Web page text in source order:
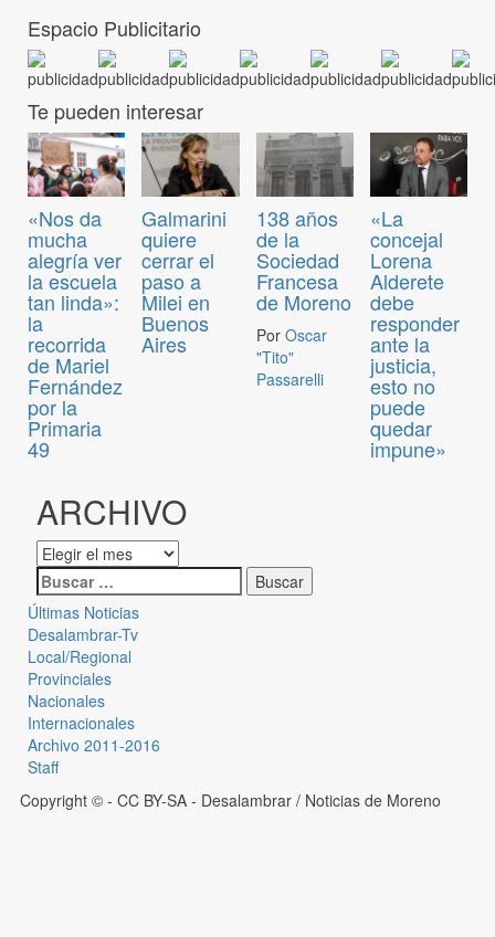
Espacio Publicitario
Te pueden interesar
«Nos da
mucha
alegría ver
la escuela
tan linda»:
la
recorrida
de Mariel
Fernández
por la
Primaria
49
Galmarini
quiere
cerrar el
paso a
Milei en
Buenos
Aires
138 años
de la
Sociedad
Francesa
de Moreno
Por Oscar
"Tito"
Passarelli
«La
concejal
Lorena
Alderete
debe
responder
ante la
justicia,
esto no
puede
quedar
impune»
ARCHIVO
Últimas Noticias
Desalambrar-Tv
Local/Regional
Provinciales
Nacionales
Internacionales
Archivo 2011-2016
Staff
Copyright © - CC BY-SA - Desalambrar / Noticias de Moreno